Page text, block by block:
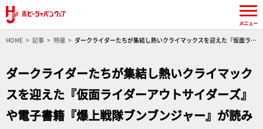
HOME 記事 特撮
ダークライダーたちが集結し熱いクライマックスを迎えた『仮面ライ
最新情報】
ダークライダーたちが集結し熱いクライマック
スを迎えた『仮面ライダーアウトサイダーズ』
や電子書籍『爆上戦隊ブンブンジャー』が読み
メニュー